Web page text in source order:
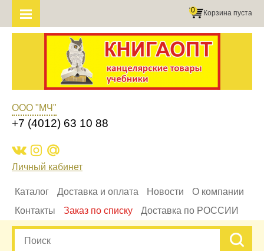
Корзина пуста
0
ООО "МЧ"
+7 (4012) 63 10 88
Личный кабинет
Каталог Доставка и оплата Новости
О компании
Контакты
Заказ по списку Доставка по РОССИИ